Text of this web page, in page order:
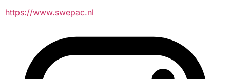
https://www.swepac.nl